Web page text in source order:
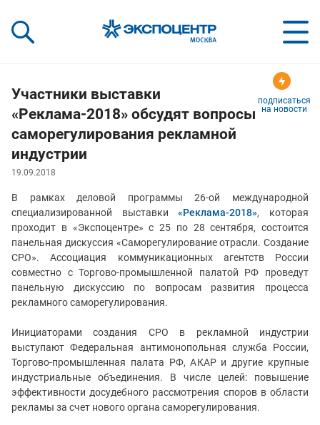
Shows:
a Key to Your Success
выставки вашего
подписаться
на новости
Участники выставки
«Реклама-2018» обсудят вопросы
саморегулирования рекламной
индустрии
19.09.2018
В рамках деловой программы 26-ой международной
специализированной выставки«Реклама-2018», которая
проходит в «Экспоцентре» с 25 по 28 сентября, состоится
панельная дискуссия «Саморегулирование отрасли. Создание
СРО». Ассоциация коммуникационных агентств России
совместно с Торгово-промышленной палатой РФ проведут
панельную дискуссию по вопросам развития процесса
рекламного саморегулирования.
Инициаторами создания СРО в рекламной индустрии
выступают Федеральная антимонопольная служба России,
Торгово-промышленная палата РФ, АКАР и другие крупные
индустриальные объединения. В числе целей: повышение
эффективности досудебного рассмотрения споров в области
рекламы за счет нового органа саморегулирования.